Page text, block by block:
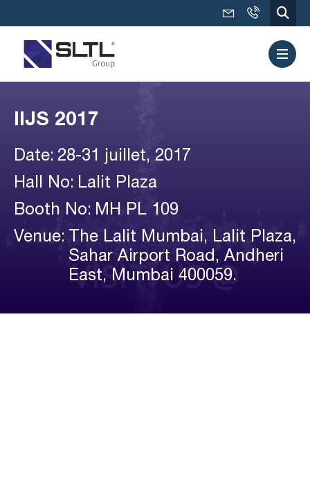
IIJS 2017
Date: 28-31 juillet, 2017
Hall No: Lalit Plaza
Booth No: MH PL 109
Venue:
The Lalit Mumbai, Lalit Plaza,
Sahar Airport Road, Andheri
East, Mumbai 400059.